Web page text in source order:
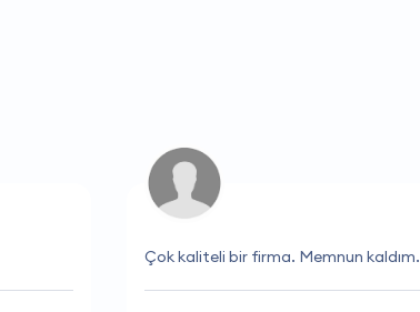
Çok kaliteli bir firma. Memnun kaldım.